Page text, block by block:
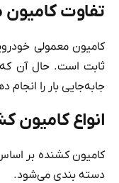
تفاوت
کامیون معمولی
ثابت است. حال آن که
جابه‌جایی بار را انجام
انواع کامیون
کامیون کشنده بر اساس
دسته بندی می‌شود.